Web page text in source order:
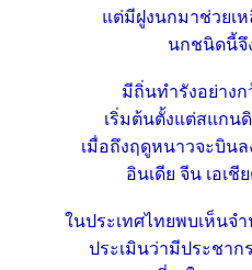
ต่มีฝูงนกมาช่วยเห
นกชนิดนี้จึ
มีถิ่นทำรังอย่าง
เริ่มต้นตั้งแต่สแกน
เมื่อถึงฤดูหนาวจะบิน
อินเดีย จีน เอเชี
นประเทศไทยพบเห็นจำ
ประเมินว่ามีประชา